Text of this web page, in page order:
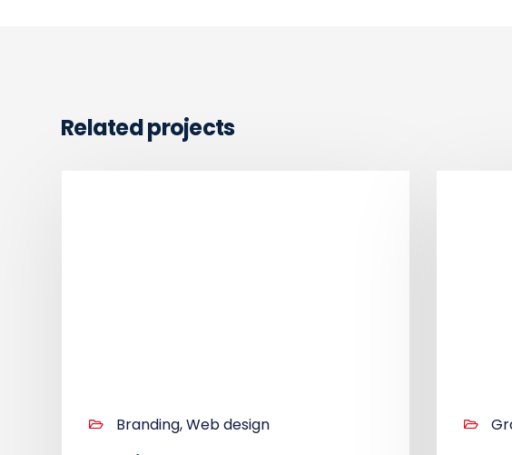
Related projects
Branding, Web design